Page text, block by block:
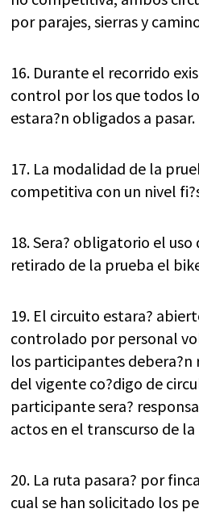
por parajes, sierras y
16. Durante el recorrido
control por los que todos
estara?n obligados a pasar.
17. La modalidad de la
competitiva con un nivel
18. Sera? obligatorio el
retirado de la prueba el
19. El circuito estara?
controlado por personal
los participantes debera?n
del vigente co?digo de
participante sera?
actos en el transcurso de
20. La ruta pasara? por
cual se han solicitado los